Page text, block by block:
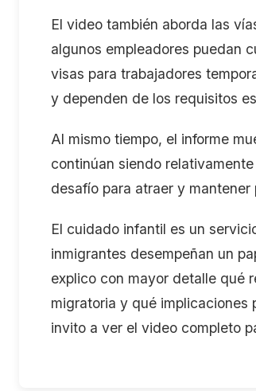
El video también aborda las
algunos empleadores puedan
visas para trabajadores
y dependen de los requisitos
Al mismo tiempo, el informe
continúan siendo
desafío para atraer y mantener
El cuidado infantil es un
inmigrantes desempeñan un
explico con mayor detalle qué
migratoria y qué implicaciones
invito a ver el video completo